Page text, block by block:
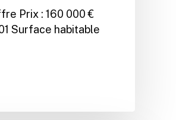
Prix : 160 000 €
Surface habitable